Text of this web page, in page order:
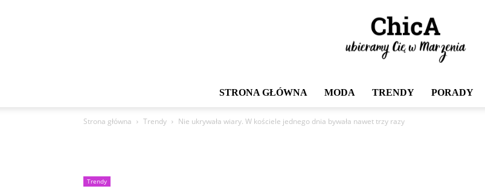
STRONA GŁÓWNA MODA TRENDY PORADY
Strona główna Trendy Nie ukrywała wiary. W kościele jednego dnia bywała nawet trzy razy
Trendy